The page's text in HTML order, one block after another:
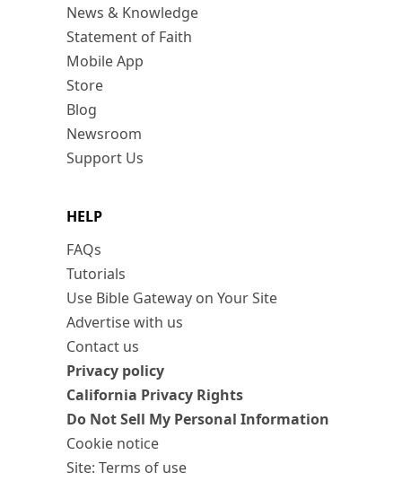
News & Knowledge
Statement of Faith
Mobile App
Store
Blog
Newsroom
Support Us
HELP
FAQs
Tutorials
Use Bible Gateway on Your Site
Advertise with us
Contact us
Privacy policy
California Privacy Rights
Do Not Sell My Personal Information
Cookie notice
Site: Terms of use